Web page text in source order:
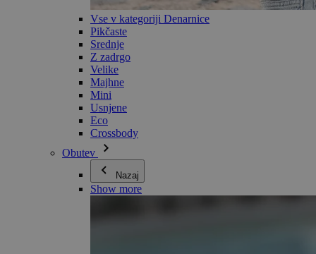
Vse v kategoriji Denarnice
Pikčaste
Srednje
Z zadrgo
Velike
Majhne
Mini
Usnjene
Eco
Crossbody
Obutev
Nazaj
Show more